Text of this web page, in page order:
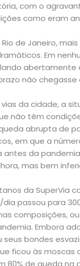
com o
como eram
de Janeiro,
Em
abertamente
não
da cidade, a
não têm
abrupta de
em que a
da
mas bem
da SuperVia
passou para
composições,
Embora
bondes
ficou às
80% de queda na